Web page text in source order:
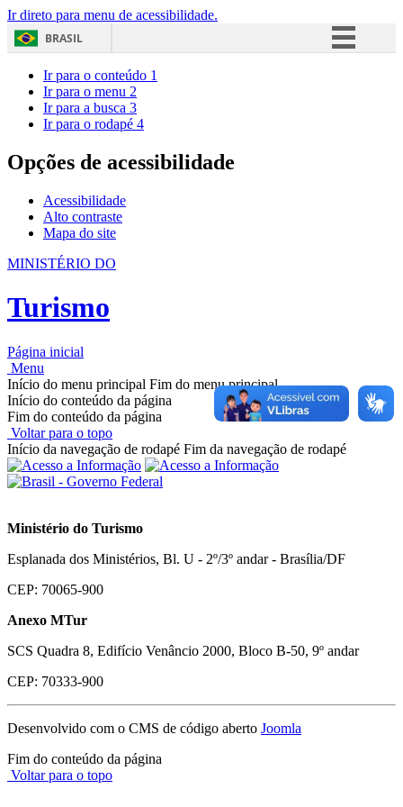
Ir direto para menu de acessibilidade.
BRASIL
Acesso à informação
Ir para o conteúdo 1
Ir para o menu 2
Ir para a busca 3
Ir para o rodapé 4
Opções de acessibilidade
Acessibilidade
Alto contraste
Mapa do site
MINISTÉRIO DO
Turismo
Página inicial
Menu
Início do menu principal Fim do menu principal
Início do conteúdo da página
Fim do conteúdo da página
Voltar para o topo
Início da navegação de rodapé Fim da navegação de rodapé
Ministério do Turismo
Esplanada dos Ministérios, Bl. U - 2º/3º andar - Brasília/DF
CEP: 70065-900
Anexo MTur
SCS Quadra 8, Edifício Venâncio 2000, Bloco B-50, 9º andar
CEP: 70333-900
Desenvolvido com o CMS de código aberto Joomla
Fim do conteúdo da página
Voltar para o topo